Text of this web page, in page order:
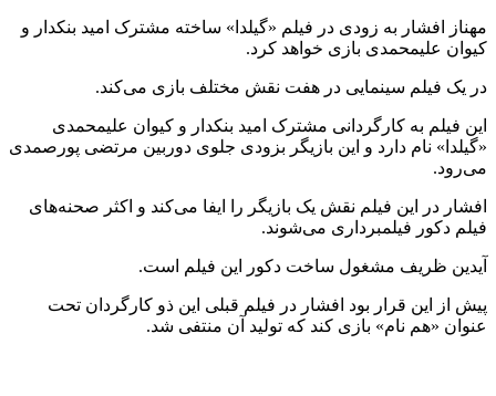
مهناز افشار به زودی در فیلم «گیلدا» ساخته مشترک امید بنکدار و
کیوان علیمحمدی بازی خواهد کرد.
در یک فیلم سینمایى در هفت نقش مختلف بازى می‌کند.
این فیلم به کارگردانى مشترک امید بنکدار و کیوان علیمحمدى
«گیلدا» نام دارد و این بازیگر بزودى جلوى دوربین مرتضى پورصمدى
می‌رود.
افشار در این فیلم نقش یک بازیگر را ایفا می‌کند و اکثر صحنه‌های
فیلم دکور فیلمبرداری می‌شوند.
آیدین ظریف مشغول ساخت دکور این فیلم است.
پیش از این قرار بود افشار در فیلم قبلی این ذو کارگردان تحت
عنوان «هم نام» بازی کند که تولید آن منتفی شد.